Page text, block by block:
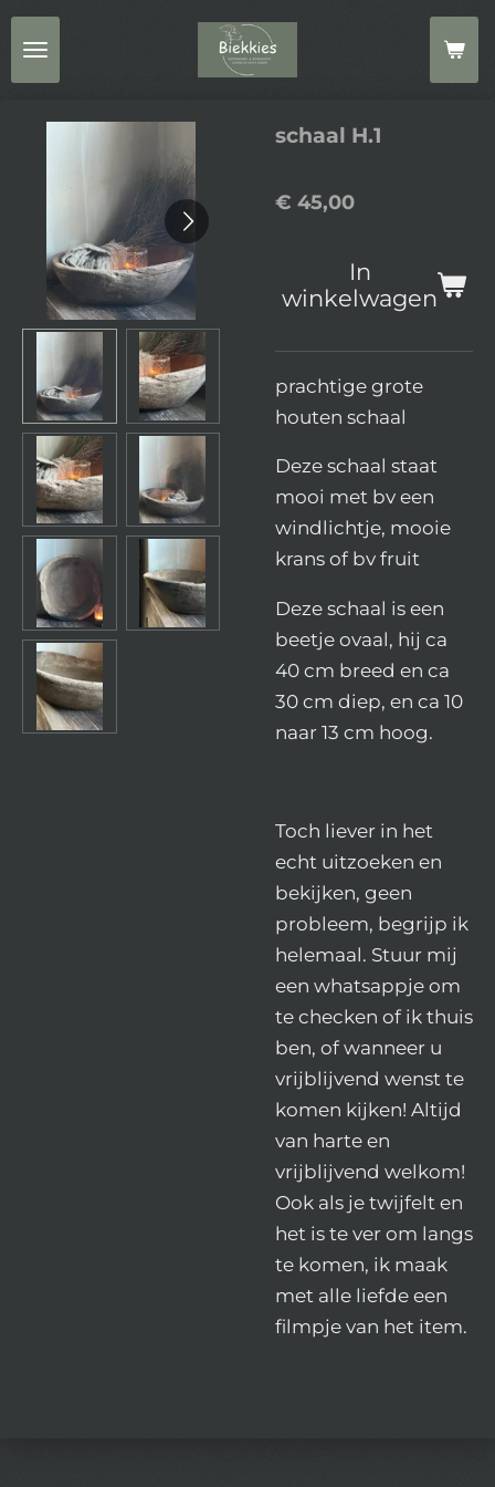
Ga
direct
naar
schaal H.1
€ 45,00
In
winkelwagen
prachtige grote
houten schaal
Deze schaal staat
mooi met bv een
windlichtje, mooie
krans of bv fruit
Deze schaal is een
beetje ovaal, hij ca
40 cm breed en ca
30 cm diep, en ca 10
naar 13 cm hoog.
Toch liever in het
echt uitzoeken en
bekijken, geen
probleem, begrijp ik
helemaal. Stuur mij
een whatsappje om
te checken of ik thuis
ben, of wanneer u
vrijblijvend wenst te
komen kijken! Altijd
van harte en
vrijblijvend welkom!
Ook als je twijfelt en
het is te ver om langs
te komen, ik maak
met alle liefde een
filmpje van het item.